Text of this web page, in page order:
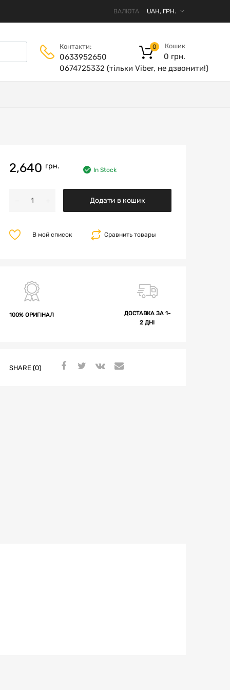
ВАЛЮТА
Контакти:
0633952650
0674725332 (тільки Viber, не дзвонити!)
Кошик
0 грн.
0
2,640 грн. In Stock
Додати в кошик
Сравнить товары
В мой список
100% ОРИГІНАЛ
ДОСТАВКА ЗА 1-
2 ДНІ
SHARE (0)